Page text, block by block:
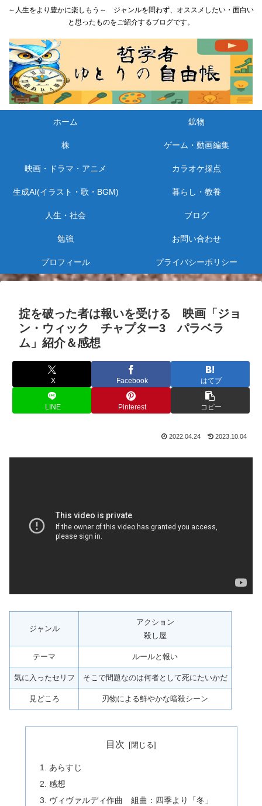
～人生をより豊かに楽しもう～ ジャンルを問わず、オススメしたい・面白い
と思ったものをご紹介するブログです。
ホーム 鉱物
株 ゲーム・動画編集
映画・ドラマ・アニメ カラオケ採点
生成AI(イラスト・歌・BGM) 暮らし・教養
人生・社会 ブログ
勉強 お問い合わせ
プロフィール プライバシーポリシー
掟を破った者は報いを受ける 映画「ジョ
ン・ウィック チャプター3 パラベラ
ム」紹介＆感想
X Facebook はてブ
LINE Pinterest コピー
2022.04.24 2023.10.04
ジャンル
アクション
殺し屋
テーマ ルールと報い
気に入ったセリフ そこで問題なのは何者として死にたいかだ
見どころ 刃物による鮮やかな暗殺シーン
目次
あらすじ
感想
ヴィヴァルディ作曲 組曲：四季より「冬」